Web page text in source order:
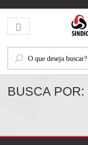
que
buscar?
BUSCA POR: